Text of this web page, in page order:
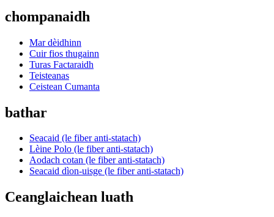
chompanaidh
Mar dèidhinn
Cuir fios thugainn
Turas Factaraidh
Teisteanas
Ceistean Cumanta
bathar
Seacaid (le fiber anti-statach)
Lèine Polo (le fiber anti-statach)
Aodach cotan (le fiber anti-statach)
Seacaid dìon-uisge (le fiber anti-statach)
Ceanglaichean luath